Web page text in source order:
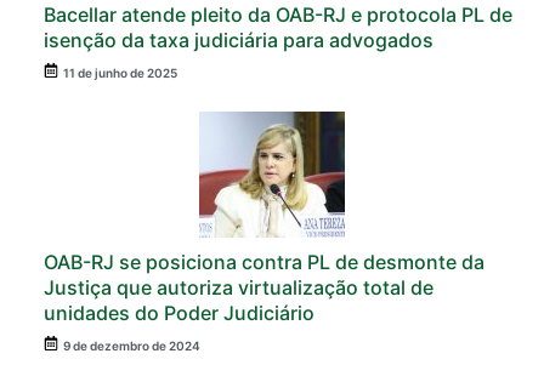
Bacellar atende pleito da OAB-RJ e protocola PL de
isenção da taxa judiciária para advogados
11 de junho de 2025
OAB-RJ se posiciona contra PL de desmonte da
Justiça que autoriza virtualização total de
unidades do Poder Judiciário
9 de dezembro de 2024